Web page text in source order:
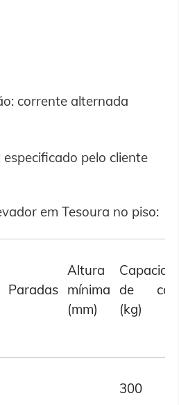
corrente alternada
pelo cliente
em Tesoura no piso:
Paradas
Altura
mínima
(mm)
de
(kg)
300